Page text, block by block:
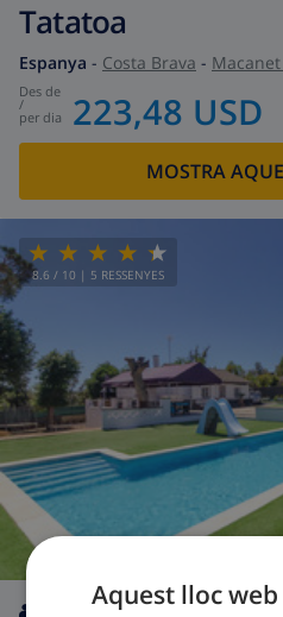
Tatatoa
Espanya - Costa Brava -
des de
/
per dia 223,48 USD
MOSTRA
8.6 / 10 | 5 RESSENYES
Aquest lloc